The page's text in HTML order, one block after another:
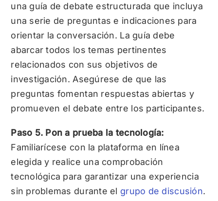
una guía de debate estructurada que incluya
una serie de preguntas e indicaciones para
orientar la conversación. La guía debe
abarcar todos los temas pertinentes
relacionados con sus objetivos de
investigación. Asegúrese de que las
preguntas fomentan respuestas abiertas y
promueven el debate entre los participantes.
Paso 5. Pon a prueba la tecnología:
Familiarícese con la plataforma en línea
elegida y realice una comprobación
tecnológica para garantizar una experiencia
sin problemas durante el grupo de discusión.